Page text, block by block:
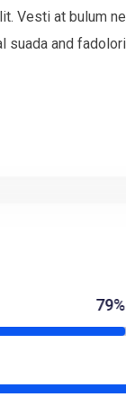
Vesti at bulum
suada and